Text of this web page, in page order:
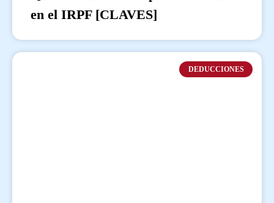
en el IRPF [CLAVES]
DEDUCCIONES